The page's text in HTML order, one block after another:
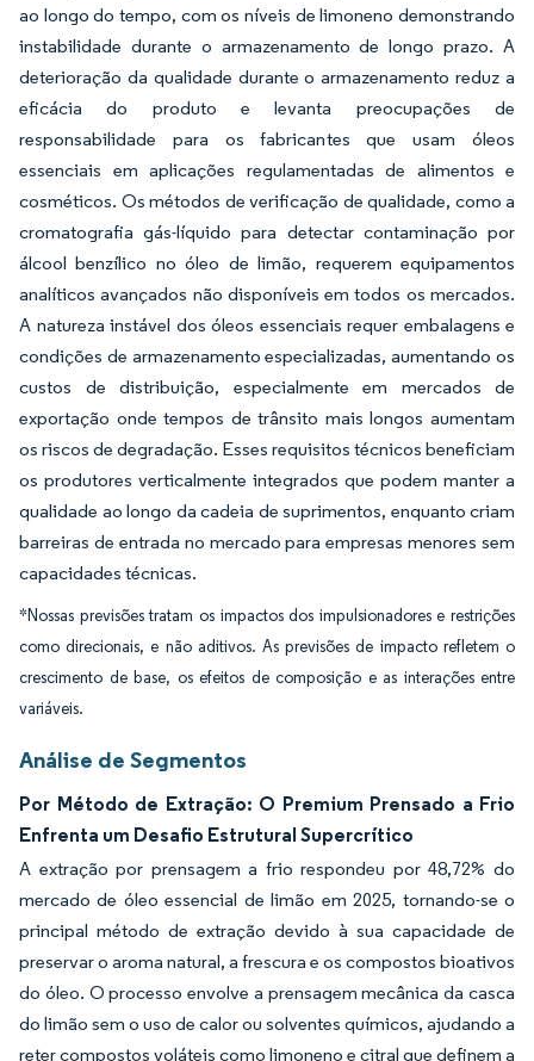
ao longo do tempo, com os níveis de limoneno demonstrando
instabilidade durante o armazenamento de longo prazo. A
deterioração da qualidade durante o armazenamento reduz a
eficácia do produto e levanta preocupações de
responsabilidade para os fabricantes que usam óleos
essenciais em aplicações regulamentadas de alimentos e
cosméticos. Os métodos de verificação de qualidade, como a
cromatografia gás-líquido para detectar contaminação por
álcool benzílico no óleo de limão, requerem equipamentos
analíticos avançados não disponíveis em todos os mercados.
A natureza instável dos óleos essenciais requer embalagens e
condições de armazenamento especializadas, aumentando os
custos de distribuição, especialmente em mercados de
exportação onde tempos de trânsito mais longos aumentam
os riscos de degradação. Esses requisitos técnicos beneficiam
os produtores verticalmente integrados que podem manter a
qualidade ao longo da cadeia de suprimentos, enquanto criam
barreiras de entrada no mercado para empresas menores sem
capacidades técnicas.
*Nossas previsões tratam os impactos dos impulsionadores e restrições
como direcionais, e não aditivos. As previsões de impacto refletem o
crescimento de base, os efeitos de composição e as interações entre
variáveis.
Análise de Segmentos
Por Método de Extração: O Premium Prensado a Frio
Enfrenta um Desafio Estrutural Supercrítico
A extração por prensagem a frio respondeu por 48,72% do
mercado de óleo essencial de limão em 2025, tornando-se o
principal método de extração devido à sua capacidade de
preservar o aroma natural, a frescura e os compostos bioativos
do óleo. O processo envolve a prensagem mecânica da casca
do limão sem o uso de calor ou solventes químicos, ajudando a
reter compostos voláteis como limoneno e citral que definem a